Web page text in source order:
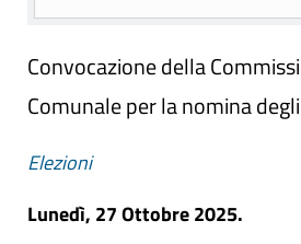
Convocazione della
Comunale per la nomina
Elezioni
Lunedì, 27 Ottobre 2025.